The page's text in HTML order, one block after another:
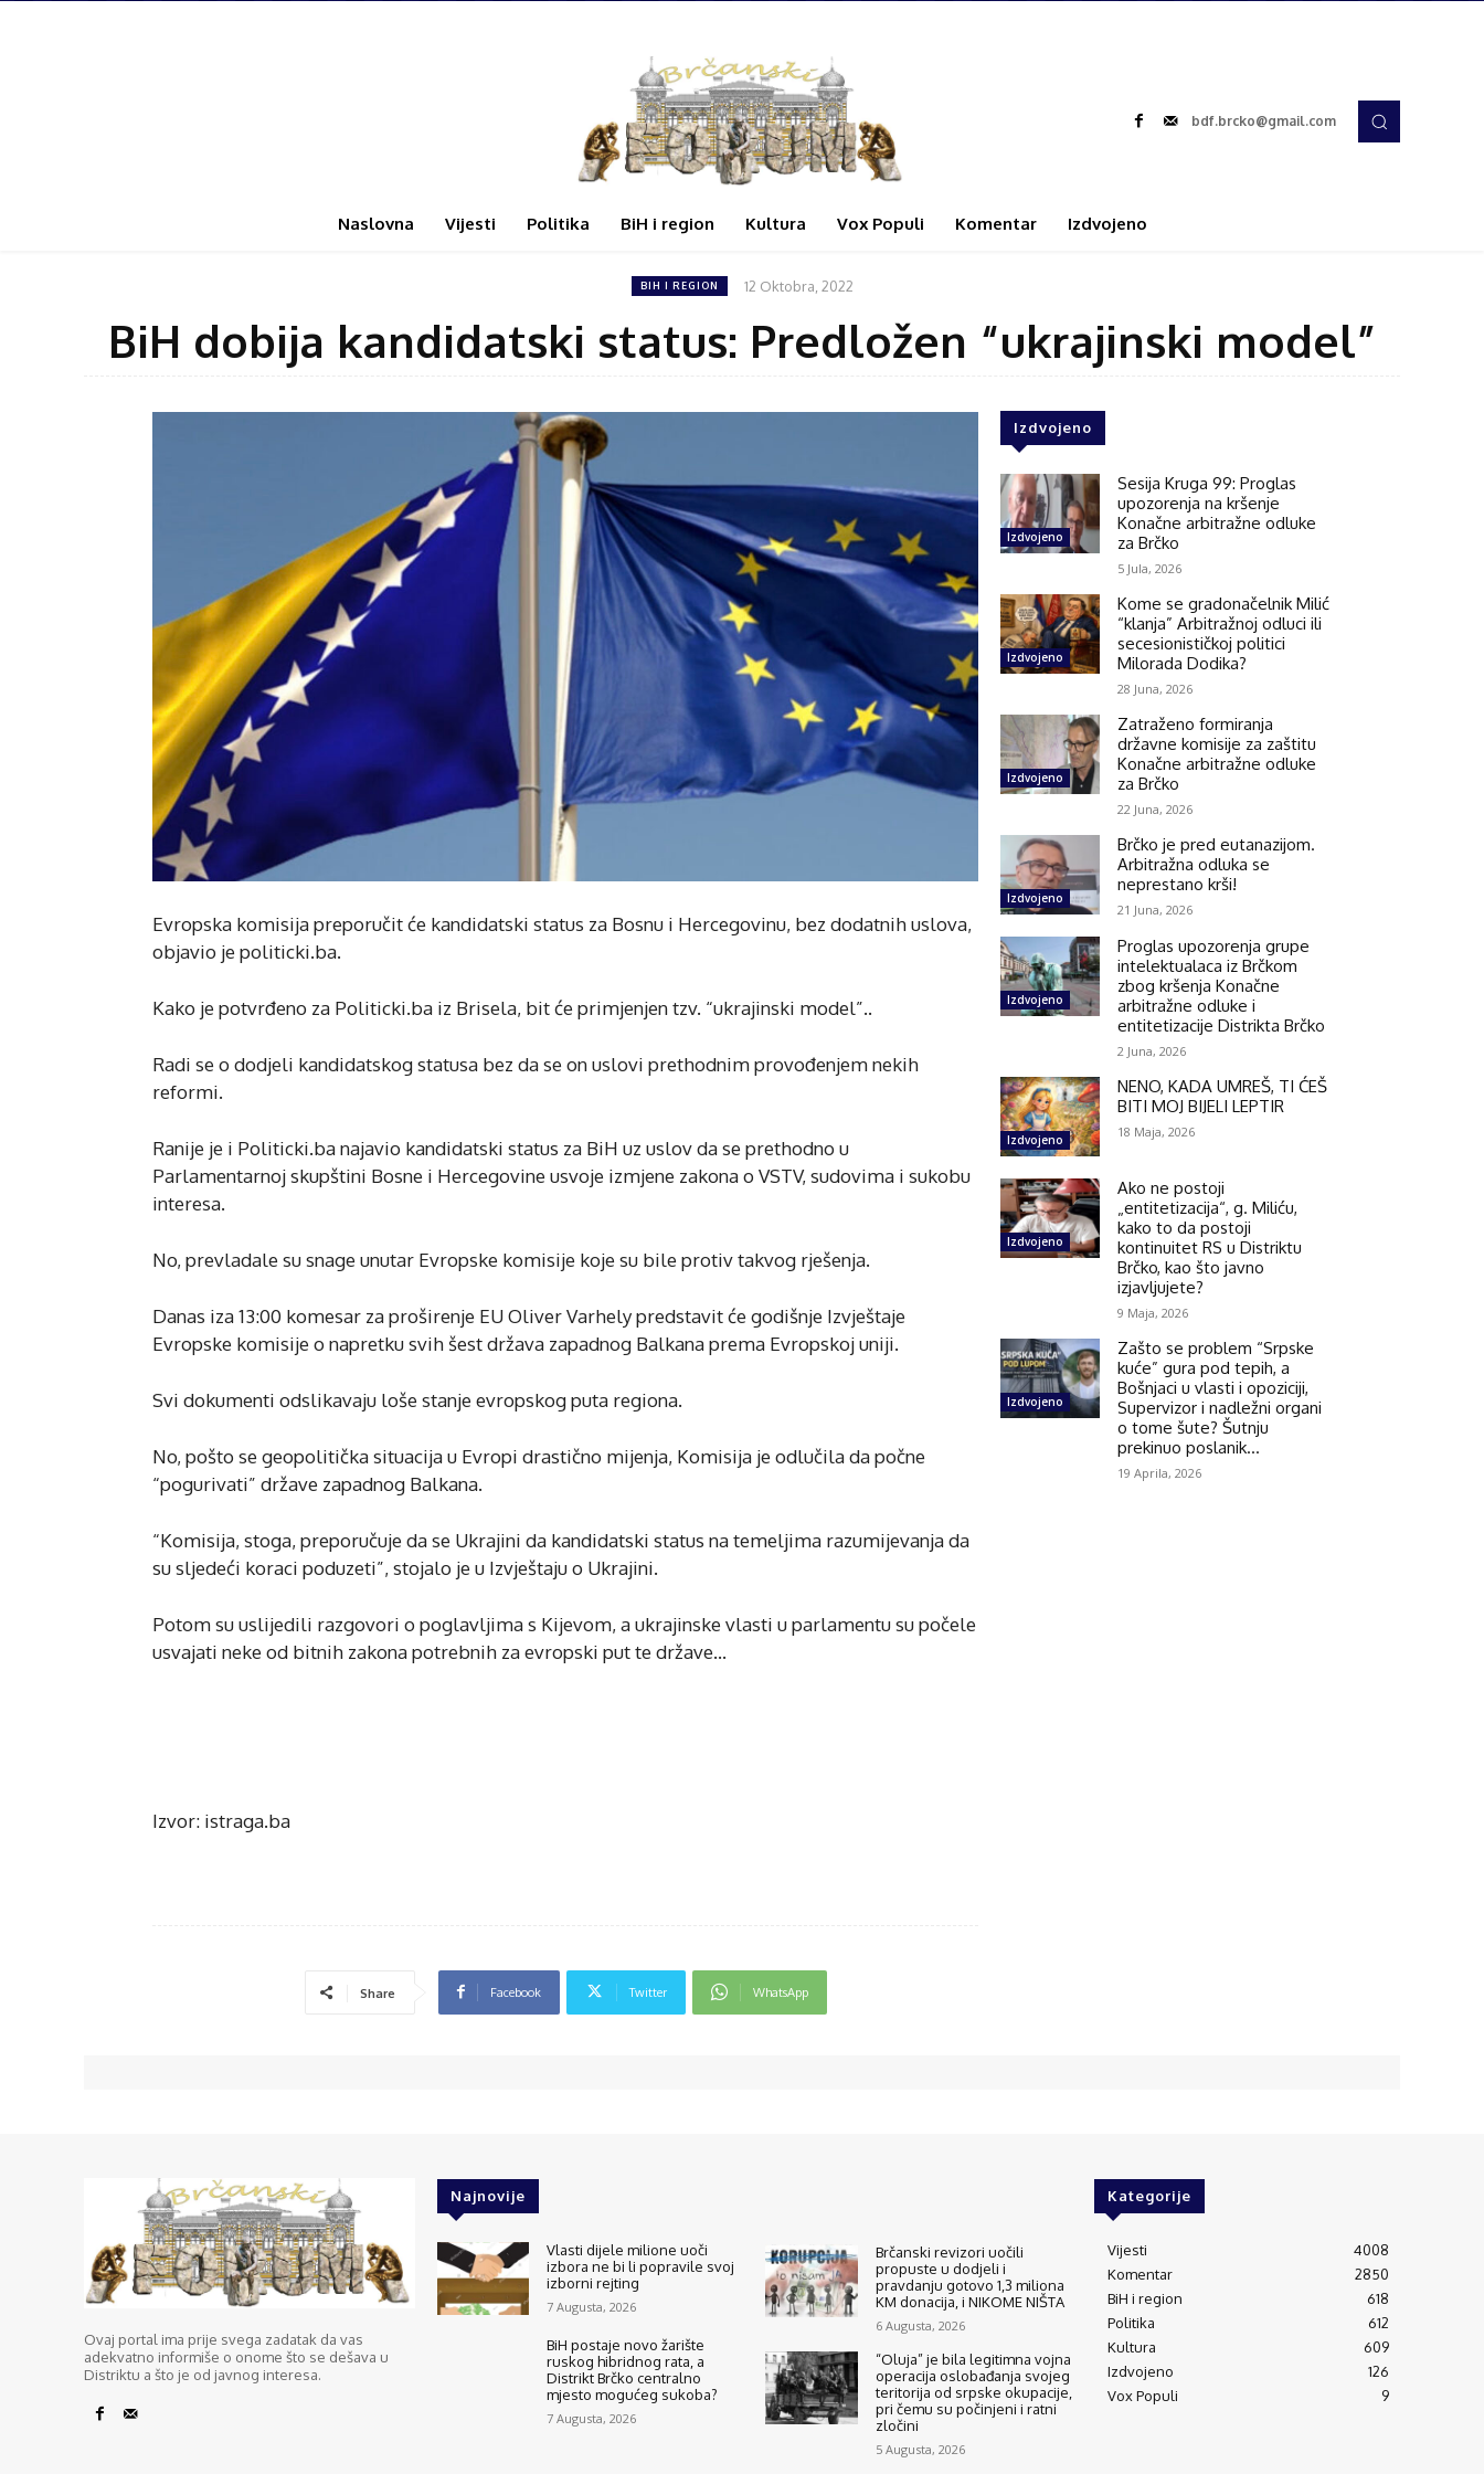
bdf.brcko@gmail.com
Naslovna Vijesti Politika BiH i region Kultura Vox Populi Komentar Izdvojeno
BIH I REGION 12 Oktobra, 2022
BiH dobija kandidatski status: Predložen “ukrajinski model”
Evropska komisija preporučit će kandidatski status za Bosnu i Hercegovinu, bez dodatnih uslova,
objavio je politicki.ba.
Kako je potvrđeno za Politicki.ba iz Brisela, bit će primjenjen tzv. “ukrajinski model”..
Radi se o dodjeli kandidatskog statusa bez da se on uslovi prethodnim provođenjem nekih
reformi.
Ranije je i Politicki.ba najavio kandidatski status za BiH uz uslov da se prethodno u
Parlamentarnoj skupštini Bosne i Hercegovine usvoje izmjene zakona o VSTV, sudovima i sukobu
interesa.
No, prevladale su snage unutar Evropske komisije koje su bile protiv takvog rješenja.
Danas iza 13:00 komesar za proširenje EU Oliver Varhely predstavit će godišnje Izvještaje
Evropske komisije o napretku svih šest država zapadnog Balkana prema Evropskoj uniji.
Svi dokumenti odslikavaju loše stanje evropskog puta regiona.
No, pošto se geopolitička situacija u Evropi drastično mijenja, Komisija je odlučila da počne
“pogurivati” države zapadnog Balkana.
“Komisija, stoga, preporučuje da se Ukrajini da kandidatski status na temeljima razumijevanja da
su sljedeći koraci poduzeti”, stojalo je u Izvještaju o Ukrajini.
Potom su uslijedili razgovori o poglavljima s Kijevom, a ukrajinske vlasti u parlamentu su počele
usvajati neke od bitnih zakona potrebnih za evropski put te države…
Izvor: istraga.ba
Share Facebook Twitter WhatsApp
Izdvojeno
Izdvojeno
Sesija Kruga 99: Proglas
upozorenja na kršenje
Konačne arbitražne odluke
za Brčko
5 Jula, 2026
Izdvojeno
Kome se gradonačelnik Milić
“klanja” Arbitražnoj odluci ili
secesionističkoj politici
Milorada Dodika?
28 Juna, 2026
Izdvojeno
Zatraženo formiranja
državne komisije za zaštitu
Konačne arbitražne odluke
za Brčko
22 Juna, 2026
Izdvojeno
Brčko je pred eutanazijom.
Arbitražna odluka se
neprestano krši!
21 Juna, 2026
Izdvojeno
Proglas upozorenja grupe
intelektualaca iz Brčkom
zbog kršenja Konačne
arbitražne odluke i
entitetizacije Distrikta Brčko
2 Juna, 2026
Izdvojeno
NENO, KADA UMREŠ, TI ĆEŠ
BITI MOJ BIJELI LEPTIR
18 Maja, 2026
Izdvojeno
Ako ne postoji
„entitetizacija“, g. Miliću,
kako to da postoji
kontinuitet RS u Distriktu
Brčko, kao što javno
izjavljujete?
9 Maja, 2026
Izdvojeno
Zašto se problem “Srpske
kuće” gura pod tepih, a
Bošnjaci u vlasti i opoziciji,
Supervizor i nadležni organi
o tome šute? Šutnju
prekinuo poslanik...
19 Aprila, 2026
Ovaj portal ima prije svega zadatak da vas
adekvatno informiše o onome što se dešava u
Distriktu a što je od javnog interesa.
Najnovije
Vlasti dijele milione uoči
izbora ne bi li popravile svoj
izborni rejting
7 Augusta, 2026
BiH postaje novo žarište
ruskog hibridnog rata, a
Distrikt Brčko centralno
mjesto mogućeg sukoba?
7 Augusta, 2026
Brčanski revizori uočili
propuste u dodjeli i
pravdanju gotovo 1,3 miliona
KM donacija, i NIKOME NIŠTA
6 Augusta, 2026
“Oluja” je bila legitimna vojna
operacija oslobađanja svojeg
teritorija od srpske okupacije,
pri čemu su počinjeni i ratni
zločini
5 Augusta, 2026
Kategorije
Vijesti
4008
Komentar
2850
BiH i region
618
Politika
612
Kultura
609
Izdvojeno
126
Vox Populi
9